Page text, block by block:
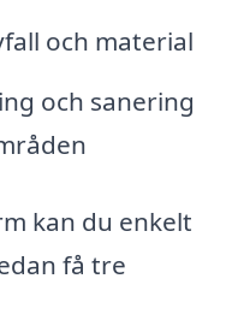
och material
och sanering
kan du enkelt
få tre